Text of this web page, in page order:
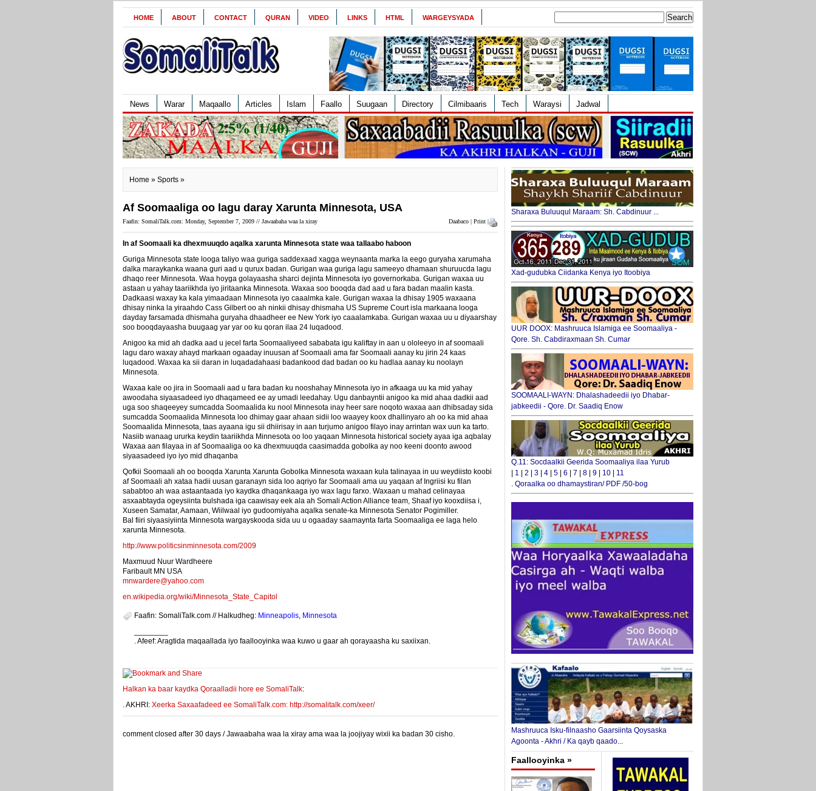
HOME ABOUT CONTACT QURAN VIDEO LINKS HTML WARGEYSYADA
News Warar Maqaallo Articles Islam Faallo Suugaan Directory Cilmibaaris Tech Waraysi Jadwal
Home » Sports »
Af Soomaaliga oo lagu daray Xarunta Minnesota, USA
Daabaco | Print |
Faafin: SomaliTalk.com: Monday, September 7, 2009 // Jawaabaha waa la xiray
In af Soomaali ka dhexmuuqdo aqalka xarunta Minnesota state waa tallaabo haboon
Guriga Minnesota state looga taliyo waa guriga saddexaad xagga weynaanta marka la eego guryaha xarumaha
dalka maraykanka waana guri aad u qurux badan. Gurigan waa guriga lagu sameeyo dhamaan shuruucda lagu
dhaqo reer Minnesota. Waa hoyga golayaasha sharci dejinta Minnesota iyo governorkaba. Gurigan waxaa uu
astaan u yahay taariikhda iyo jiritaanka Minnesota. Waxaa soo booqda dad aad u fara badan maalin kasta.
Dadkaasi waxay ka kala yimaadaan Minnesota iyo caaalmka kale. Gurigan waxaa la dhisay 1905 waxaana
dhisay ninka la yiraahdo Cass Gilbert oo ah ninkii dhisay dhismaha US Supreme Court isla markaana looga
dayday farsamada dhismaha guryaha dhaadheer ee New York iyo caaalamkaba. Gurigan waxaa uu u diyaarshay
soo booqdayaasha buugaag yar yar oo ku qoran ilaa 24 luqadood.
Anigoo ka mid ah dadka aad u jecel farta Soomaaliyeed sababata igu kaliftay in aan u ololeeyo in af soomaali
lagu daro waxay ahayd markaan ogaaday inuusan af Soomaali ama far Soomaali aanay ku jirin 24 kaas
luqadood. Waxaa ka sii daran in luqadadahaasi badankood dad badan oo ku hadlaa aanay ku noolayn
Minnesota.
Waxaa kale oo jira in Soomaali aad u fara badan ku nooshahay Minnesota iyo in afkaaga uu ka mid yahay
awoodaha siyaasadeed iyo dhaqameed ee ay umadi leedahay. Ugu danbayntii anigoo ka mid ahaa dadkii aad
uga soo shaqeeyey sumcadda Soomaalida ku nool Minnesota inay heer sare noqoto waxaa aan dhibsaday sida
sumcadda Soomaalida Minnesota loo dhimay gaar ahaan sidii loo waayey koox dhallinyaro ah oo ka mid ahaa
Soomaalida Minnesota, taas ayaana igu sii dhiirisay in aan turjumo anigoo filayo inay arrintan wax uun ka tarto.
Nasiib wanaag ururka keydin taariikhda Minnesota oo loo yaqaan Minnesota historical society ayaa iga aqbalay
Waxaa aan filayaa in af Soomaaliga oo ka dhexmuuqda caasimadda gobolka ay noo keeni doonto awood
siyaasadeed iyo iyo mid dhaqanba
Qofkii Soomaali ah oo booqda Xarunta Xarunta Gobolka Minnesota waxaan kula talinayaa in uu weydiisto koobi
af Soomaali ah xataa hadii uusan garanayn sida loo aqriyo far Soomaali ama uu yaqaan af Ingriisi ku filan
sababtoo ah waa astaantaada iyo kaydka dhaqankaaga iyo wax lagu farxo. Waxaan u mahad celinayaa
asxaabtayda ogeysiinta bulshada iga caawisay eek ala ah Somali Action Alliance team, Shaaf iyo kooxdiisa i,
Xuseen Samatar, Aamaan, Wiilwaal iyo gudoomiyaha aqalka senate-ka Minnesota Senator Pogimiller.
Bal fiiri siyaasiyiinta Minnesota wargayskooda sida uu u ogaaday saamaynta farta Soomaaliga ee laga helo
xarunta Minnesota.
http://www.politicsinminnesota.com/2009
Maxmuud Nuur Wardheere
Faribault MN USA
mnwardere@yahoo.com
en.wikipedia.org/wiki/Minnesota_State_Capitol
Faafin: SomaliTalk.com // Halkudheg: Minneapolis, Minnesota
. Afeef: Aragtida maqaallada iyo faallooyinka waa kuwo u gaar ah qorayaasha ku saxiixan.
Halkan ka baar kaydka Qoraalladii hore ee SomaliTalk:
. AKHRI: Xeerka Saxaafadeed ee SomaliTalk.com: http://somalitalk.com/xeer/
comment closed after 30 days / Jawaabaha waa la xiray ama waa la joojiyay wixii ka badan 30 cisho.
Sharaxa Buluuqul Maraam: Sh. Cabdinuur ...
Xad-gudubka Ciidanka Kenya iyo Itoobiya
UUR DOOX: Mashruuca Islamiga ee Soomaaliya -
Qore. Sh. Cabdiraxmaan Sh. Cumar
SOOMAALI-WAYN: Dhalashadeedii iyo Dhabar-
jabkeedii - Qore. Dr. Saadiq Enow
Q.11: Socdaalkii Geerida Soomaaliya ilaa Yurub
1 2 3 4 5 6 7 8 9 10
11
. Qoraalka oo dhamaystiran/ PDF /50-bog
Mashruuca Isku-filnaasho Gaarsiinta Qoysaska
Agoonta - Akhri / Ka qayb qaado...
Faallooyinka »